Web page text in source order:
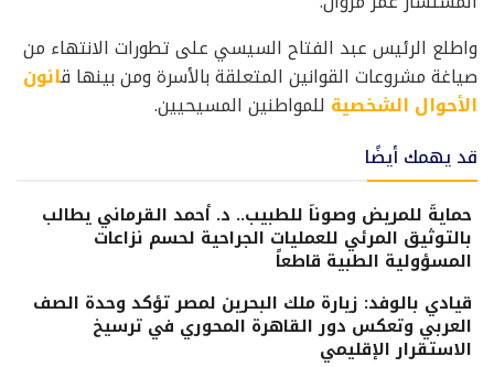
واطلع الرئيس عبد الفتاح السيسي على تطورات الانتهاء من
صياغة مشروعات القوانين المتعلقة بالأسرة ومن بينها قانون
الأحوال الشخصية للمواطنين المسيحيين.
قد يهمك أيضًا
حمايةً للمريض وصوناً للطبيب.. د. أحمد القرماني يطالب
بالتوثيق المرئي للعمليات الجراحية لحسم نزاعات
المسؤولية الطبية قاطعاً
قيادي بالوفد: زيارة ملك البحرين لمصر تؤكد وحدة الصف
العربي وتعكس دور القاهرة المحوري في ترسيخ
الاستقرار الإقليمي